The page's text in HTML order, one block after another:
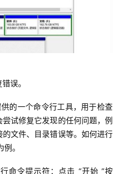
误。
的一个命令行工具，用于检查
试修复它发现的任何问题，例
文件、目录错误等。如何进行
。
命令提示符：点击 “开始 ”按